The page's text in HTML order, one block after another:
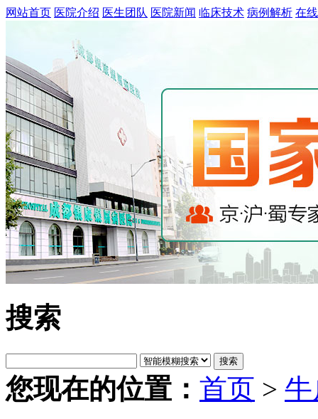
网站首页 医院介绍 医生团队 医院新闻 临床技术 病例解析 在
搜索
搜索
您现在的位置： 首页 >